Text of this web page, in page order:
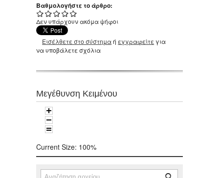
Βαθμολογήστε το άρθρο:
Δεν υπάρχουν ακόμα ψήφοι
Εισέλθετε στο σύστημαή εγγραφείτε για
να υποβάλετε σχόλια
Μεγέθυνση Κειμένου
Current Size: 100%
Φόρμα αναζήτησης
Αναζήτηση